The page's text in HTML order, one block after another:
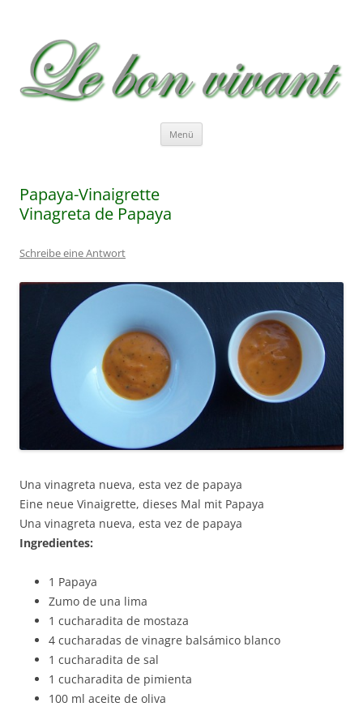
Menü
Papaya-Vinaigrette
Vinagreta de Papaya
Schreibe eine Antwort
Una vinagreta nueva, esta vez de papaya
Eine neue Vinaigrette, dieses Mal mit Papaya
Una vinagreta nueva, esta vez de papaya
Ingredientes:
1 Papaya
Zumo de una lima
1 cucharadita de mostaza
4 cucharadas de vinagre balsámico blanco
1 cucharadita de sal
1 cucharadita de pimienta
100 ml aceite de oliva